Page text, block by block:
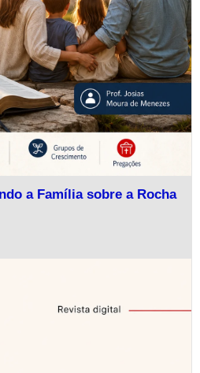
a Família sobre a Rocha